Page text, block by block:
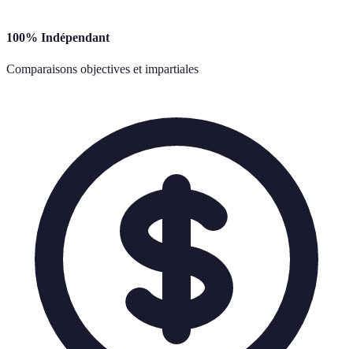
100% Indépendant
Comparaisons objectives et impartiales